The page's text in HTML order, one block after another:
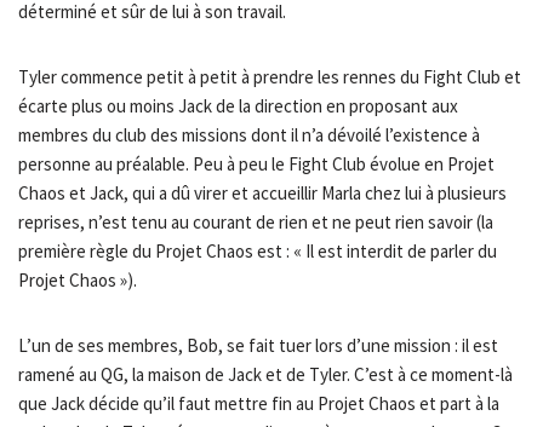
déterminé et sûr de lui à son travail.
Tyler commence petit à petit à prendre les rennes du Fight Club et
écarte plus ou moins Jack de la direction en proposant aux
membres du club des missions dont il n’a dévoilé l’existence à
personne au préalable. Peu à peu le Fight Club évolue en Projet
Chaos et Jack, qui a dû virer et accueillir Marla chez lui à plusieurs
reprises, n’est tenu au courant de rien et ne peut rien savoir (la
première règle du Projet Chaos est : « Il est interdit de parler du
Projet Chaos »).
L’un de ses membres, Bob, se fait tuer lors d’une mission : il est
ramené au QG, la maison de Jack et de Tyler. C’est à ce moment-là
que Jack décide qu’il faut mettre fin au Projet Chaos et part à la